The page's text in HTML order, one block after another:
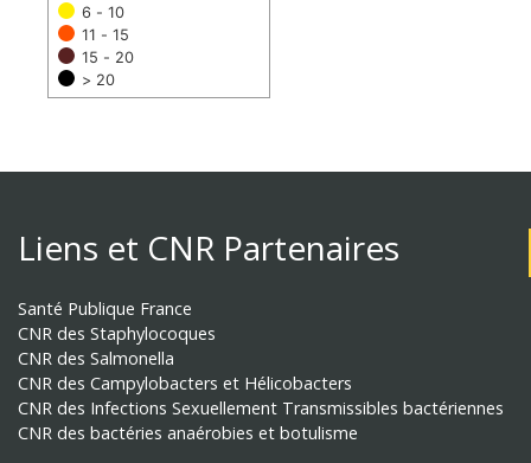
6 - 10
11 - 15
15 - 20
> 20
Liens et CNR Partenaires
Santé Publique France
CNR des Staphylocoques
CNR des Salmonella
CNR des Campylobacters et Hélicobacters
CNR des Infections Sexuellement Transmissibles bactériennes
CNR des bactéries anaérobies et botulisme